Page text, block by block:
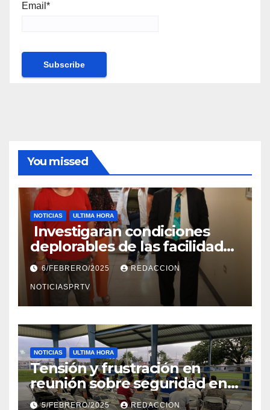
Email*
You missed
NOTICIAS ULTIMA HORA
Investigaran condiciones
deplorables de las facilidades
el Departamento de la Salud
en Mayagüez
6/FEBRERO/2025 REDACCION
NOTICIASPRTV
NOTICIAS ULTIMA HORA
Tensión y frustración en
reunión sobre seguridad en
Reparto Metropolitano
5/FEBRERO/2025 REDACCION